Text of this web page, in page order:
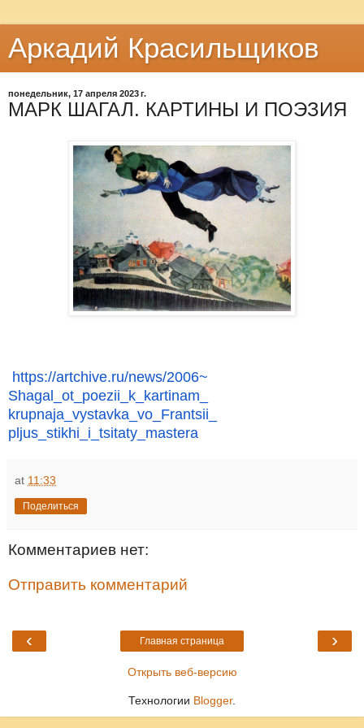
Аркадий Красильщиков
понедельник, 17 апреля 2023 г.
МАРК ШАГАЛ. КАРТИНЫ И ПОЭЗИЯ
https://artchive.ru/news/2006~
Shagal_ot_poezii_k_kartinam_
krupnaja_vystavka_vo_Frantsii_
pljus_stikhi_i_tsitaty_mastera
at 11:33
Поделиться
Комментариев нет:
Отправить комментарий
‹ ›
Главная страница
Открыть веб-версию
Технологии Blogger.